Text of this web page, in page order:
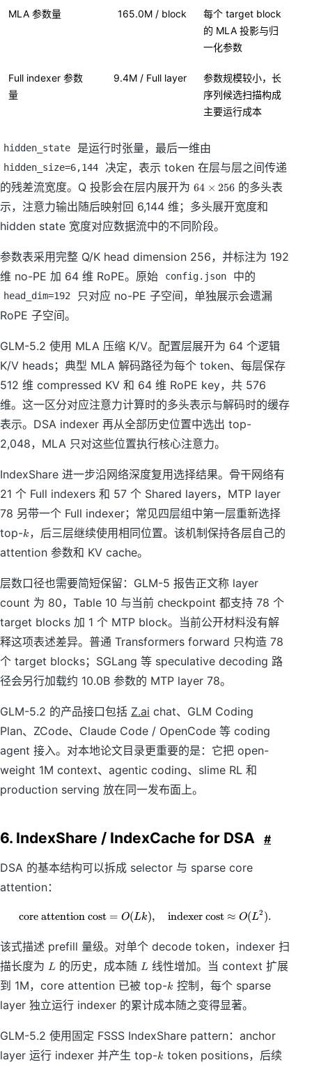
MLA 参数量 165.0M / block
每个 target block
的 MLA 投影与归
一化参数
Full indexer 参数
量
9.4M / Full layer
参数规模较小，长
序列候选扫描构成
主要运行成本
hidden_state 是运行时张量，最后一维由
hidden_size=6,144
决定，表示 token 在层与层之间传递
的残差流宽度。Q 投影会在层内展开为 6
\
ti
es
2
5
6
64 × 256 的多头表
示，注意力输出随后映射回 6,144 维；多头展开宽度和
hidden state 宽度对应数据流中的不同阶段。
参数表采用完整 Q/K head dimension 256，并标注为 192
维 no-PE 加 64 维 RoPE。原始
config.json 中的
head_dim=192
只对应 no-PE 子空间，单独展示会遗漏
RoPE 子空间。
GLM-5.2 使用 MLA 压缩 K/V。配置层展开为 64 个逻辑
K/V heads；典型 MLA 解码路径为每个 token、每层保存
512 维 compressed KV 和 64 维 RoPE key，共 576
维。这一区分对应注意力计算时的多头表示与解码时的缓存
表示。DSA indexer 再从全部历史位置中选出 top-
2,048，MLA 只对这些位置执行核心注意力。
IndexShare 进一步沿网络深度复用选择结果。骨干网络有
21 个 Full indexers 和 57 个 Shared layers，MTP layer
78 另带一个 Full indexer；常见四层组中第一层重新选择
top-k
k，后三层继续使用相同位置。该机制保持各层自己的
attention 参数和 KV cache。
层数口径也需要简短保留：GLM-5 报告正文称 layer
count 为 80，Table 10 与当前 checkpoint 都支持 78 个
target blocks 加 1 个 MTP block。当前公开材料没有解
释这项表述差异。普通 Transformers forward 只构造 78
个 target blocks；SGLang 等 speculative decoding 路
径会另行加载约 10.0B 参数的 MTP layer 78。
GLM-5.2 的产品接口包括 Z.ai chat、GLM Coding
Plan、ZCode、Claude Code / OpenCode 等 coding
agent 接入。对本地论文目录更重要的是：它把 open-
weight 1M context、agentic coding、slime RL 和
production serving 放在同一发布面上。
6. IndexShare / IndexCache for DSA #
DSA 的基本结构可以拆成 selector 与 sparse core
attention：
\text{core attention cost} =
core attention cost = O(Lk), indexer cost ≈ O(L2 ).
该式描述 prefill 量级。对单个 decode token，indexer 扫
描长度为 L
L 的历史，成本随 L
L 线性增加。当 context 扩展
到 1M，core attention 已被 top-k
k 控制，每个 sparse
layer 独立运行 indexer 的累计成本随之变得显著。
GLM-5.2 使用固定 FSSS IndexShare pattern：anchor
layer 运行 indexer 并产生 top-k
k token positions，后续